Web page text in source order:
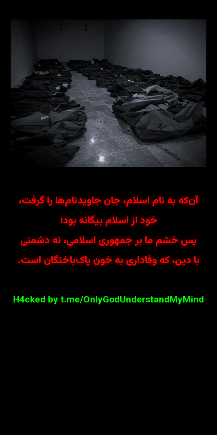
آن‌که به نام اسلام، جان جاویدنام‌ها را گرفت،
خود از اسلام بیگانه بود؛
پس خشم ما بر جمهوری اسلامی، نه دشمنی
با دین، که وفاداری به خون پاک‌باختگان است.
H4cked by t.me/OnlyGodUnderstandMyMind